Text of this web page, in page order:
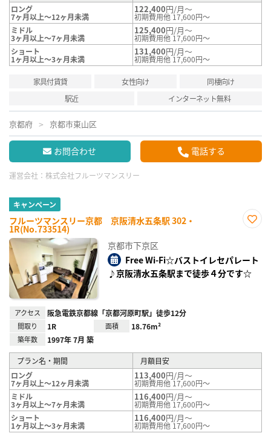
ロング
7ヶ月以上～12ヶ月未満
122,400円/月～
初期費用他 17,600円～
ミドル
3ヶ月以上～7ヶ月未満
125,400円/月～
初期費用他 17,600円～
ショート
1ヶ月以上～3ヶ月未満
131,400円/月～
初期費用他 17,600円～
家具付賃貸 女性向け
同棲向け
駅近
インターネット無料
京都府 京都市東山区
お問合わせ 電話する
運営会社： 株式会社フルーツマンスリー
キャンペーン
フルーツマンスリー京都 京阪清水五条駅 302・
1R(No.733514)
録
京都市下京区
Free Wi-Fi☆バストイレセパレート
♪京阪清水五条駅まで徒歩４分です☆
アクセス 阪急電鉄京都線「京都河原町駅」徒歩12分
間取り 1R 面積 18.76m²
築年数 1997年 7月 築
プラン名・期間
月額目安
ロング
7ヶ月以上～12ヶ月未満
113,400円/月～
初期費用他 17,600円～
ミドル
3ヶ月以上～7ヶ月未満
116,400円/月～
初期費用他 17,600円～
ショート
1ヶ月以上～3ヶ月未満
116,400円/月～
初期費用他 17,600円～